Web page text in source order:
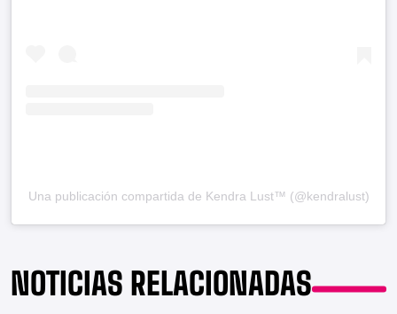
Una publicación compartida de Kendra Lust™ (@kendralust)
NOTICIAS RELACIONADAS